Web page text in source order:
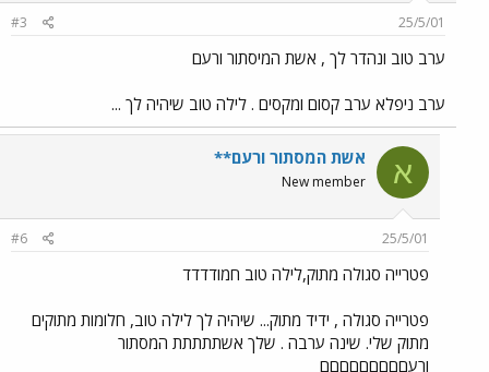
25/5/01
#3
ערב טוב ונהדר לך , אשת המיסתור ורעם
ערב ניפלא ערב קסום ומקסים . לילה טוב שיהיה לך ...
א אשת המסתור ורעם**
New member
25/5/01
#6
פטרייה סגולה מתוק,לילה טוב חמודדדד
פטרייה סגולה , ידיד מתוק... שיהיה לך לילה טוב, חלומות מתוקים
מתוק שלי. שינה ערבה . שלך אשתתתתת המסתור
ורעםםםםםםםםם